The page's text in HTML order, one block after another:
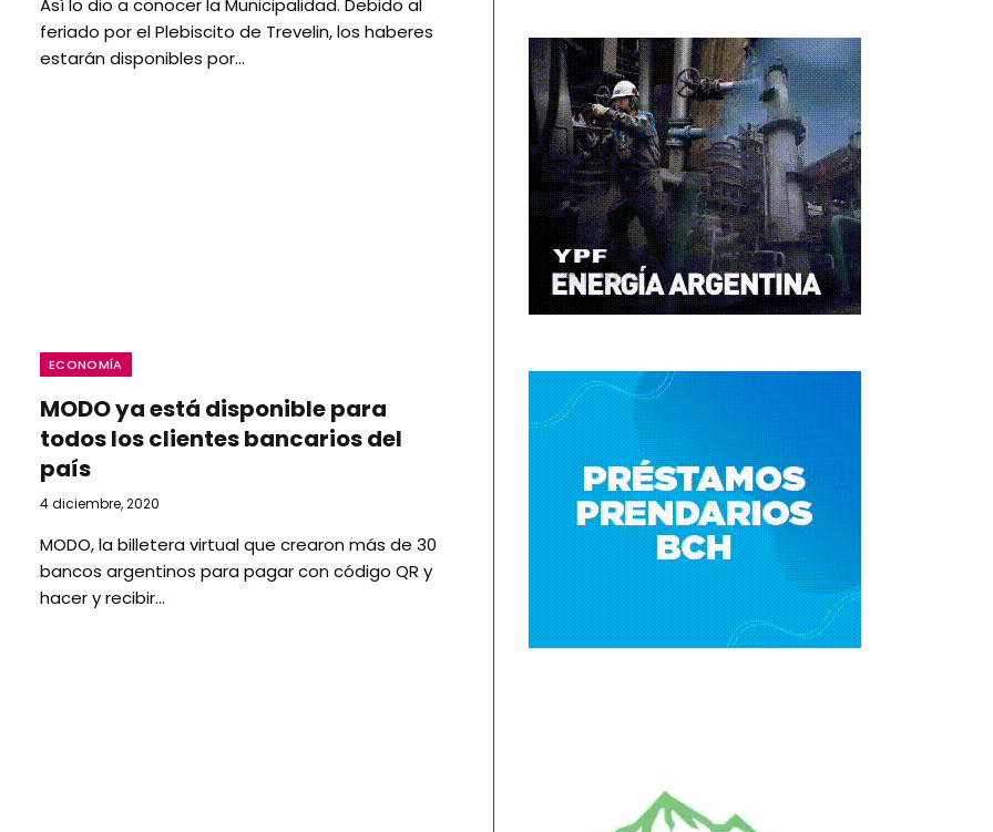
Así lo dio a conocer la Municipalidad. Debido al
feriado por el Plebiscito de Trevelin, los haberes
estarán disponibles por…
ECONOMÍA
MODO ya está disponible para
todos los clientes bancarios del
país
4 diciembre, 2020
MODO, la billetera virtual que crearon más de 30
bancos argentinos para pagar con código QR y
hacer y recibir…